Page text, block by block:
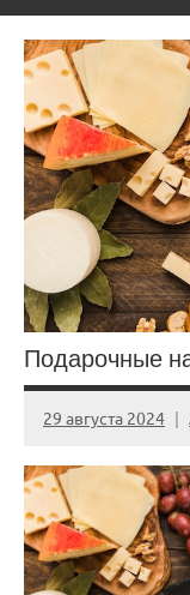
Подарочные
29 августа 2024